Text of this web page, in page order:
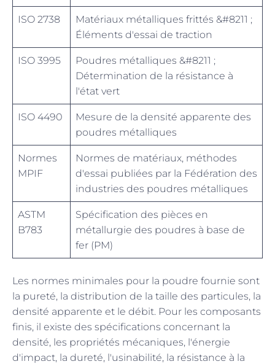
ISO 2738
Matériaux métalliques frittés &#8211 ;
Éléments d'essai de traction
ISO 3995
Poudres métalliques &#8211 ;
Détermination de la résistance à
l'état vert
ISO 4490
Mesure de la densité apparente des
poudres métalliques
Normes
MPIF
Normes de matériaux, méthodes
d'essai publiées par la Fédération des
industries des poudres métalliques
ASTM
B783
Spécification des pièces en
métallurgie des poudres à base de
fer (PM)
Les normes minimales pour la poudre fournie sont
la pureté, la distribution de la taille des particules, la
densité apparente et le débit. Pour les composants
finis, il existe des spécifications concernant la
densité, les propriétés mécaniques, l'énergie
d'impact, la dureté, l'usinabilité, la résistance à la